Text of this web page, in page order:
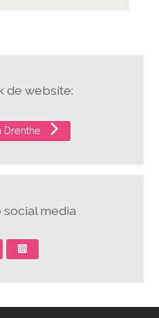
de website:
Drenthe
media